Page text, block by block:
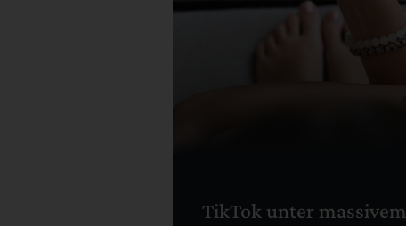
TikTok unter massivem